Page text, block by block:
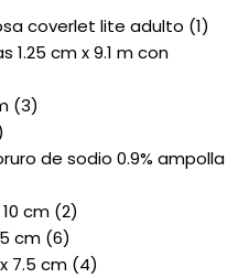
coverlet lite adulto (1)
1.25 cm x 9.1 m con
(3)
de sodio 0.9% ampolla
cm (2)
cm (6)
7.5 cm (4)